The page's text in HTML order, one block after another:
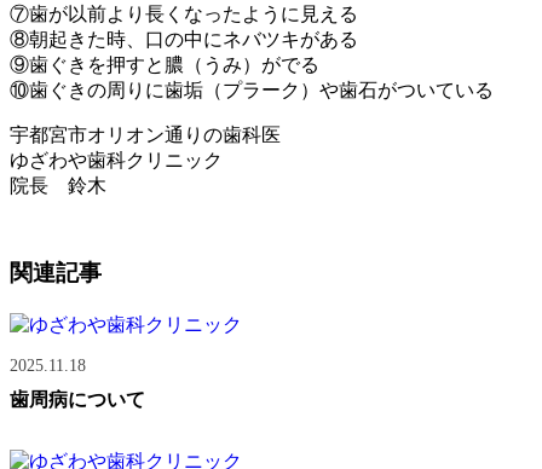
⑦歯が以前より長くなったように見える
⑧朝起きた時、口の中にネバツキがある
⑨歯ぐきを押すと膿（うみ）がでる
⑩歯ぐきの周りに歯垢（プラーク）や歯石がついている
宇都宮市オリオン通りの歯科医
ゆざわや歯科クリニック
院長 鈴木
関連記事
2025.11.18
歯周病について